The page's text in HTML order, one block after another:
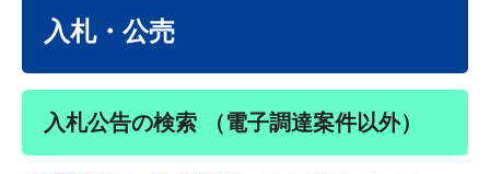
入札・公売
入札公告の検索 （電子調達案件以外）